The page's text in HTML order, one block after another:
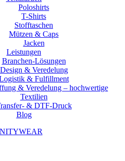
Poloshirts
T-Shirts
Stofftaschen
Mützen & Caps
Jacken
Leistungen
Branchen-Lösungen
Design & Veredelung
& Fulfillment
& Veredelung – hochwertige
Textilien
& DTF-Druck
Blog